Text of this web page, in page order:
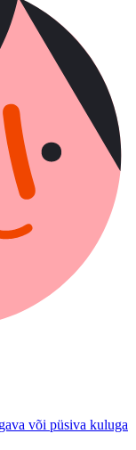
või püsiva kuluga